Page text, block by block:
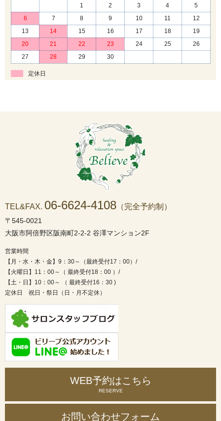
1
2 3 4
5
6
7 8 9 10 11
12
13
14 15 16 17 18
19
20
21 22 23 24 25
26
27
28 29 30
定休日
TEL&FAX. 06-6624-4108 （完全予約制）
〒545-0021
大阪市阿倍野区阪南町2-2-2 谷澤マンション2F
営業時間
【月・水・木・金】9：30～（最終受付17：00）/
【火曜日】11：00～（ 最終受付18：00 ）/
【土・日】10：00～ （ 最終受付16：30 )
定休日 祝日・祭日（日・月不定休）
WEB予約はこちら
RESERVE
お問い合わせフォーム